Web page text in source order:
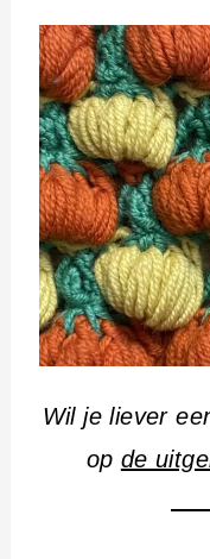
Wil je liever
op de